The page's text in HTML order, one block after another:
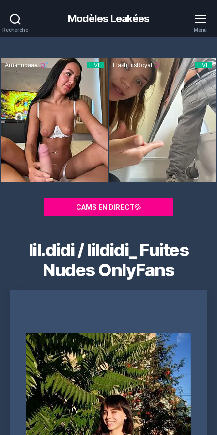
Recherche
Modèles Leakées
Menu
CAMS EN DIRECT💦
lil.didi / lildidi_ Fuites
Nudes OnlyFans